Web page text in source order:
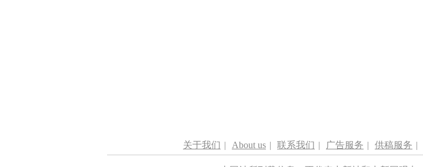
关于我们 | About us | 联系我们 | 广告服务 | 供稿服务 |